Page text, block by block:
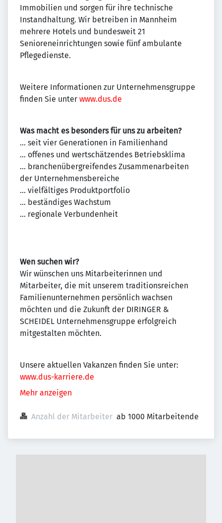
Immobilien und sorgen für ihre technische
Instandhaltung. Wir betreiben in Mannheim
mehrere Hotels und bundesweit 21
Senioreneinrichtungen sowie fünf ambulante
Pflegedienste.
Weitere Informationen zur Unternehmensgruppe
finden Sie unter www.dus.de
Was macht es besonders für uns zu arbeiten?
... seit vier Generationen in Familienhand
... offenes und wertschätzendes Betriebsklima
... branchenübergreifendes Zusammenarbeiten
der Unternehmensbereiche
... vielfältiges Produktportfolio
... beständiges Wachstum
... regionale Verbundenheit
Wen suchen wir?
Wir wünschen uns Mitarbeiterinnen und
Mitarbeiter, die mit unserem traditionsreichen
Familienunternehmen persönlich wachsen
möchten und die Zukunft der DIRINGER &
SCHEIDEL Unternehmensgruppe erfolgreich
mitgestalten möchten.
Unsere aktuellen Vakanzen finden Sie unter:
www.dus-karriere.de
Mehr anzeigen
Anzahl der Mitarbeiter ab 1000 Mitarbeitende